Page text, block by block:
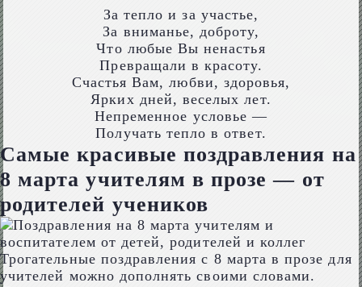
За тепло и за участье,
За вниманье, доброту,
Что любые Вы ненастья
Превращали в красоту.
Счастья Вам, любви, здоровья,
Ярких дней, веселых лет.
Непременное условье —
Получать тепло в ответ.
Самые красивые поздравления на
8 марта учителям в прозе — от
родителей учеников
Трогательные поздравления с 8 марта в прозе для
учителей можно дополнять своими словами.